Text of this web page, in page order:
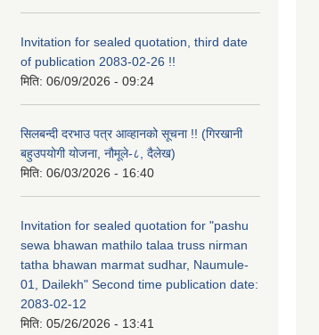
Invitation for sealed quotation, third date
of publication 2083-02-26 !!
मिति: 06/09/2026 - 09:24
सिलबन्दी दरभाउ पत्र आव्हानको सूचना !! (गिरखानी
बहुउपयोगी योजना, नौमूले-८, दैलेख)
मिति: 06/03/2026 - 16:40
Invitation for sealed quotation for "pashu
sewa bhawan mathilo talaa truss nirman
tatha bhawan marmat sudhar, Naumule-
01, Dailekh" Second time publication date:
2083-02-12
मिति: 05/26/2026 - 13:41